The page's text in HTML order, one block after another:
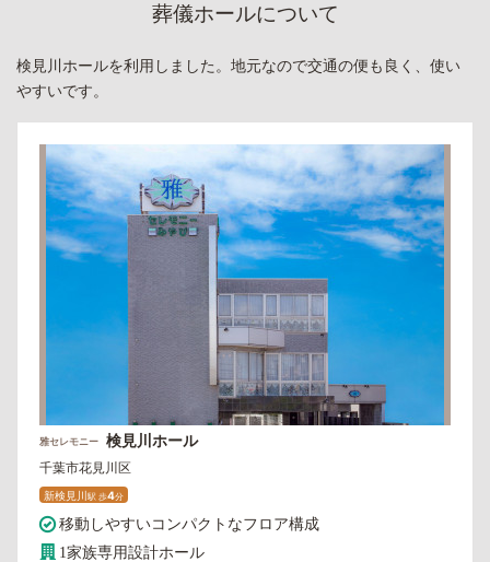
葬儀ホールについて
検見川ホールを利用しました。地元なので交通の便も良く、使い
やすいです。
雅セレモニー 検見川ホール
千葉市花見川区
新検見川駅歩4分
移動しやすいコンパクトなフロア構成
1家族専用設計ホール